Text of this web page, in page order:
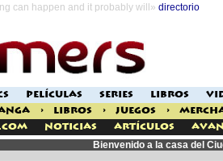
can happen and it probably will» directorio
PELÍCULAS SERIES LIBROS
> LIBROS > JUEGOS >
Noticias Artículos
Bienvenido a la casa del